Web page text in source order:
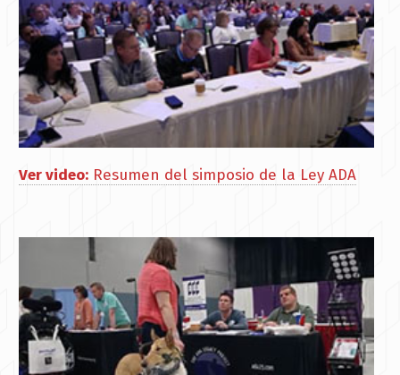
Ver video: Resumen del simposio de la Ley ADA